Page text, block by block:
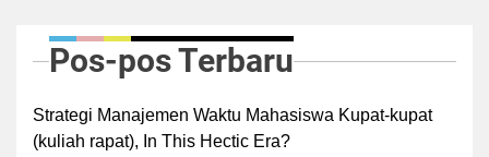
Pos-pos Terbaru
Strategi Manajemen Waktu Mahasiswa Kupat-kupat
(kuliah rapat), In This Hectic Era?